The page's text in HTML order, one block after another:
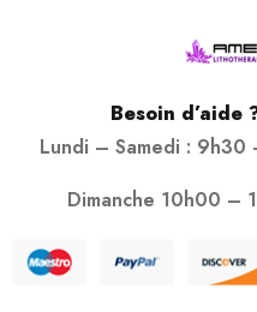
Besoin d’aide
Lundi – Samedi :
Dimanche 10h00 –